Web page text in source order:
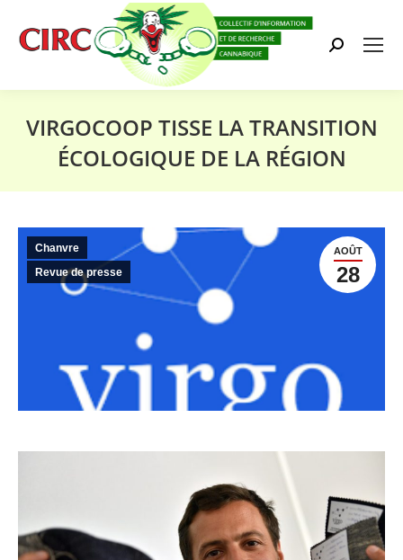
Search:
VIRGOCOOP TISSE LA TRANSITION
ÉCOLOGIQUE DE LA RÉGION
AOÛT
28
Chanvre
Revue de presse